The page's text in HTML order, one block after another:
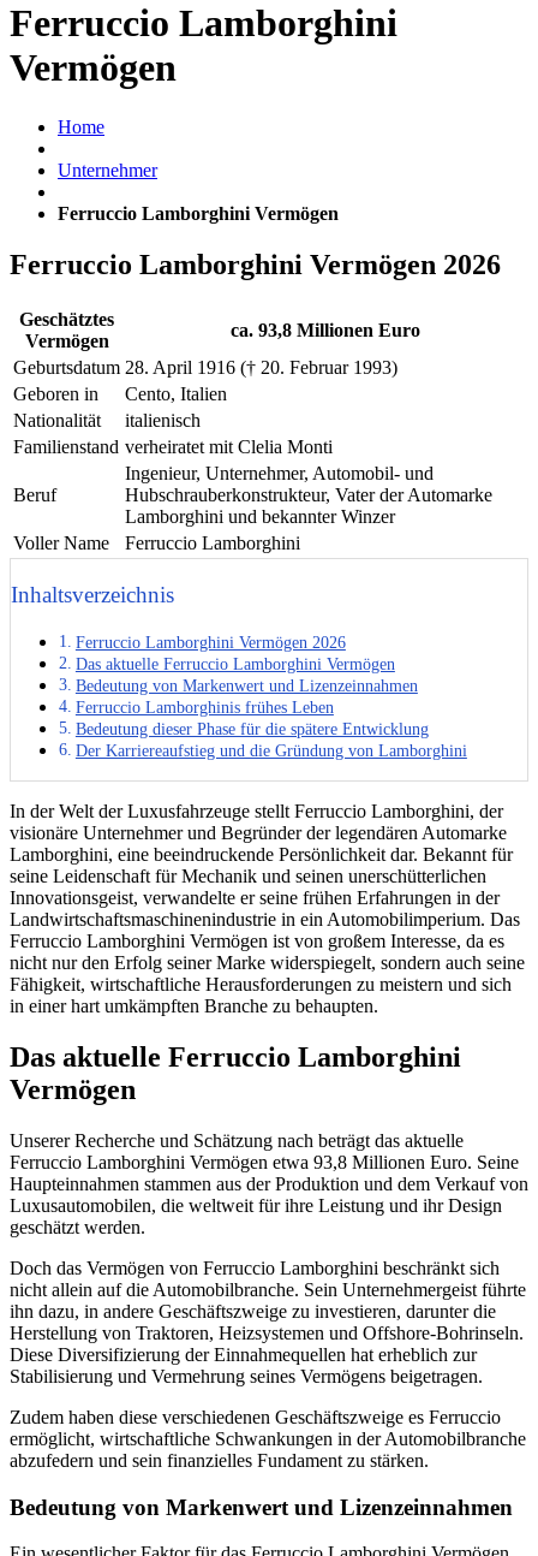
Ferruccio Lamborghini
Vermögen
Home
Unternehmer
Ferruccio Lamborghini Vermögen
Ferruccio Lamborghini Vermögen 2026
Geschätztes
Vermögen
ca. 93,8 Millionen Euro
Geburtsdatum 28. April 1916 († 20. Februar 1993)
Geboren in
Cento, Italien
Nationalität
italienisch
Familienstand verheiratet mit Clelia Monti
Beruf
Ingenieur, Unternehmer, Automobil- und
Hubschrauberkonstrukteur, Vater der Automarke
Lamborghini und bekannter Winzer
Voller Name
Ferruccio Lamborghini
Inhaltsverzeichnis
Ferruccio Lamborghini Vermögen 2026
Das aktuelle Ferruccio Lamborghini Vermögen
Bedeutung von Markenwert und Lizenzeinnahmen
Ferruccio Lamborghinis frühes Leben
Bedeutung dieser Phase für die spätere Entwicklung
Der Karriereaufstieg und die Gründung von Lamborghini
In der Welt der Luxusfahrzeuge stellt Ferruccio Lamborghini, der
visionäre Unternehmer und Begründer der legendären Automarke
Lamborghini, eine beeindruckende Persönlichkeit dar. Bekannt für
seine Leidenschaft für Mechanik und seinen unerschütterlichen
Innovationsgeist, verwandelte er seine frühen Erfahrungen in der
Landwirtschaftsmaschinenindustrie in ein Automobilimperium. Das
Ferruccio Lamborghini Vermögen ist von großem Interesse, da es
nicht nur den Erfolg seiner Marke widerspiegelt, sondern auch seine
Fähigkeit, wirtschaftliche Herausforderungen zu meistern und sich
in einer hart umkämpften Branche zu behaupten.
Das aktuelle Ferruccio Lamborghini
Vermögen
Unserer Recherche und Schätzung nach beträgt das aktuelle
Ferruccio Lamborghini Vermögen etwa 93,8 Millionen Euro. Seine
Haupteinnahmen stammen aus der Produktion und dem Verkauf von
Luxusautomobilen, die weltweit für ihre Leistung und ihr Design
geschätzt werden.
Doch das Vermögen von Ferruccio Lamborghini beschränkt sich
nicht allein auf die Automobilbranche. Sein Unternehmergeist führte
ihn dazu, in andere Geschäftszweige zu investieren, darunter die
Herstellung von Traktoren, Heizsystemen und Offshore-Bohrinseln.
Diese Diversifizierung der Einnahmequellen hat erheblich zur
Stabilisierung und Vermehrung seines Vermögens beigetragen.
Zudem haben diese verschiedenen Geschäftszweige es Ferruccio
ermöglicht, wirtschaftliche Schwankungen in der Automobilbranche
abzufedern und sein finanzielles Fundament zu stärken.
Bedeutung von Markenwert und Lizenzeinnahmen